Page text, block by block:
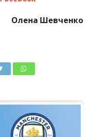
Олена Шевченко